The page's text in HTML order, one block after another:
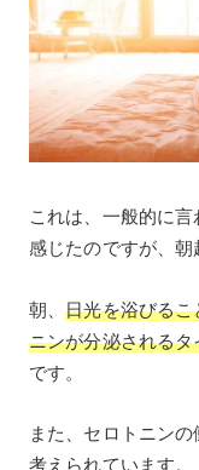
これは、一般的に
感じたのですが、朝
朝、日光を浴びる
ニンが分泌される
です。
また、セロトニン
考えられています。